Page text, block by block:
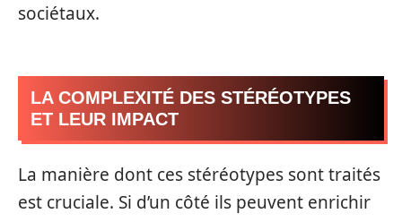
sociétaux.
LA COMPLEXITÉ DES STÉRÉOTYPES
ET LEUR IMPACT
La manière dont ces stéréotypes sont traités
est cruciale. Si d’un côté ils peuvent enrichir